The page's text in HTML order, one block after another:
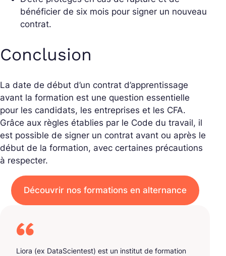
bénéficier de six mois pour signer un nouveau
contrat.
Conclusion
La date de début d’un contrat d’apprentissage
avant la formation est une question essentielle
pour les candidats, les entreprises et les CFA.
Grâce aux règles établies par le Code du travail, il
est possible de signer un contrat avant ou après le
début de la formation, avec certaines précautions
à respecter.
Découvrir nos formations en alternance
Liora (ex DataScientest) est un institut de formation